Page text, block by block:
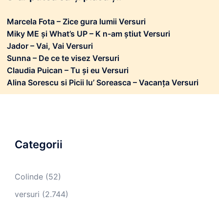
Marcela Fota – Zice gura lumii Versuri
Miky ME și What’s UP – K n-am știut Versuri
Jador – Vai, Vai Versuri
Sunna – De ce te visez Versuri
Claudia Puican – Tu și eu Versuri
Alina Sorescu si Picii lu’ Soreasca – Vacanța Versuri
Categorii
Colinde (52)
versuri (2.744)